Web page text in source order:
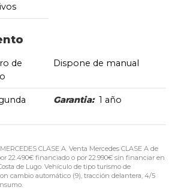
de
Dispone de manual
Garantia: 1 año
CLASE A. Venta Mercedes CLASE A de
22.490€ financiado o por 22.990€ sin financiar en
de Lugo. Vehículo de tipo turismo de
cambio automático (9), tracción delantera, 4/5